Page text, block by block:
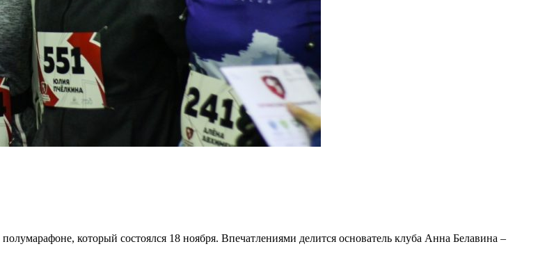
который состоялся 18 ноября. Впечатлениями делится основатель клуба Анна Белавина –